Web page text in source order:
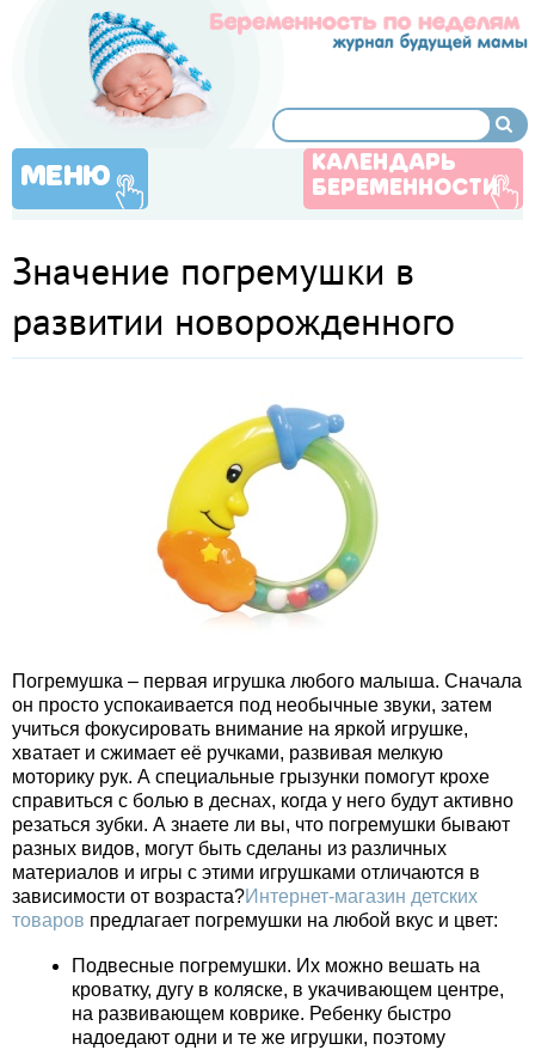
МЕНЮ
КАЛЕНДАРЬ
БЕРЕМЕННОСТИ
Значение погремушки в
развитии новорожденного
Погремушка – первая игрушка любого малыша. Сначала
он просто успокаивается под необычные звуки, затем
учиться фокусировать внимание на яркой игрушке,
хватает и сжимает её ручками, развивая мелкую
моторику рук. А специальные грызунки помогут крохе
справиться с болью в деснах, когда у него будут активно
резаться зубки. А знаете ли вы, что погремушки бывают
разных видов, могут быть сделаны из различных
материалов и игры с этими игрушками отличаются в
зависимости от возраста?Интернет-магазин детских
товаров предлагает погремушки на любой вкус и цвет:
Подвесные погремушки. Их можно вешать на
кроватку, дугу в коляске, в укачивающем центре,
на развивающем коврике. Ребенку быстро
надоедают одни и те же игрушки, поэтому